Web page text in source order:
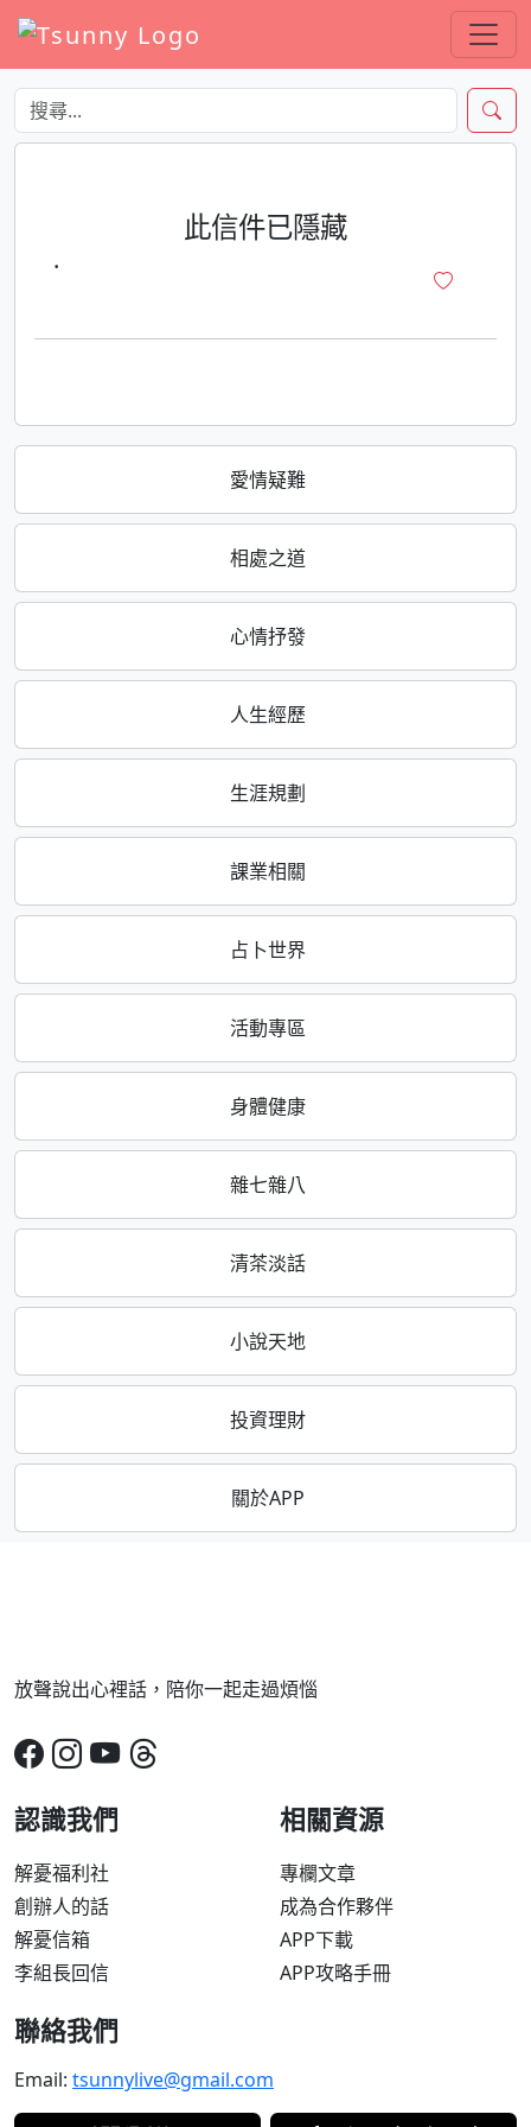
愛情疑難
相處之道
心情抒發
人生經歷
生涯規劃
課業相關
占卜世界
活動專區
身體健康
雜七雜八
清茶淡話
小說天地
投資理財
關於APP
此信件已隱藏
·
放聲說出心裡話，陪你一起走過煩惱
認識我們
解憂福利社
創辦人的話
解憂信箱
李組長回信
相關資源
專欄文章
成為合作夥伴
APP下載
APP攻略手冊
聯絡我們
Email: tsunnylive@gmail.com